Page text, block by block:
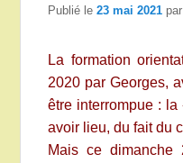
Publié le23 mai 2021
La formation
2020 par Georges,
être interrompue : la
avoir lieu, du fait du
Mais ce